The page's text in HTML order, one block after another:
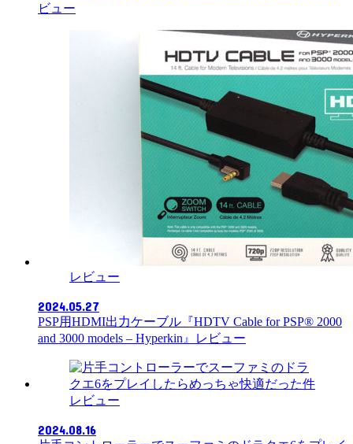
ビュー
レビュー
2024.05.27
PSP用HDMI出力ケーブル『HDTV Cable for PSP® 2000
and 3000 models – Hyperkin』レビュー
レビュー
2024.08.16